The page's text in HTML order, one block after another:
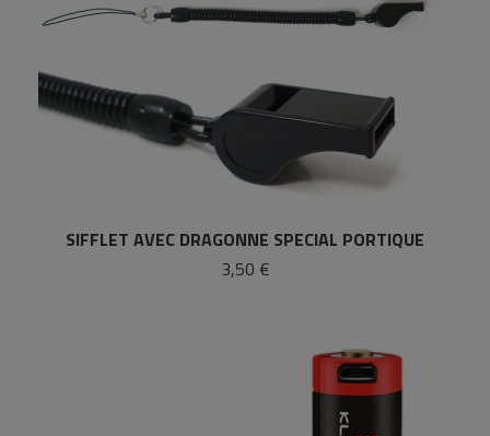
SIFFLET AVEC DRAGONNE SPECIAL PORTIQUE
3,50 €